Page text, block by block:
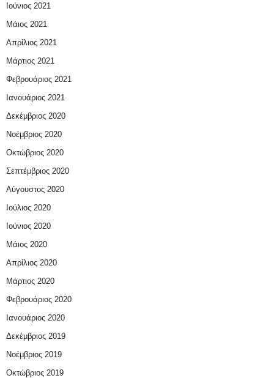
Ιούνιος 2021
Μάιος 2021
Απρίλιος 2021
Μάρτιος 2021
Φεβρουάριος 2021
Ιανουάριος 2021
Δεκέμβριος 2020
Νοέμβριος 2020
Οκτώβριος 2020
Σεπτέμβριος 2020
Αύγουστος 2020
Ιούλιος 2020
Ιούνιος 2020
Μάιος 2020
Απρίλιος 2020
Μάρτιος 2020
Φεβρουάριος 2020
Ιανουάριος 2020
Δεκέμβριος 2019
Νοέμβριος 2019
Οκτώβριος 2019